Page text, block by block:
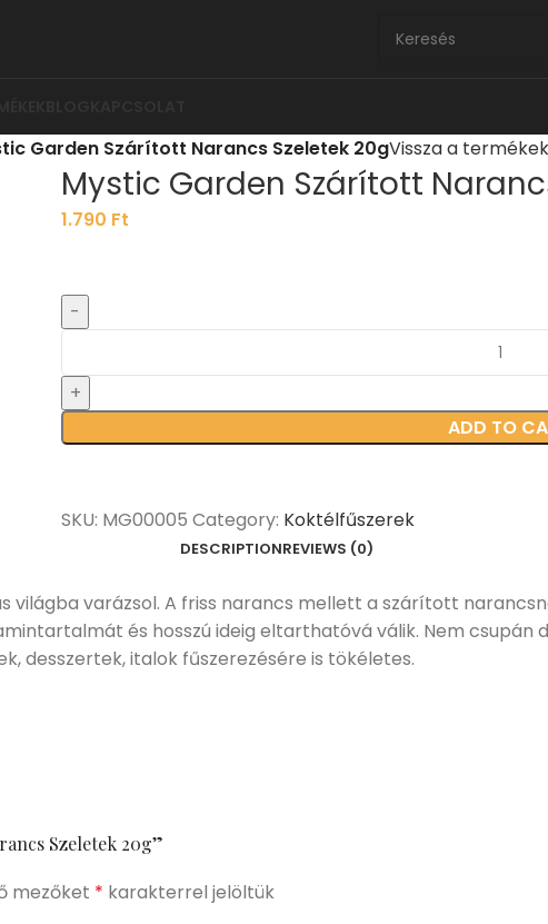
Garden Szárított Narancs Szeletek 20gVissza a
Mystic Garden Szárított
1.790 Ft
ADD TO
SKU: MG00005Category: Koktélfűszerek
DESCRIPTIONREVIEWS (0)
varázsol. A friss narancs mellett a szárított
és hosszú ideig eltarthatóvá válik. Nem csupán
desszertek, italok fűszerezésére is tökéletes.
Szeletek 20g”
mezőket * karakterrel jelöltük